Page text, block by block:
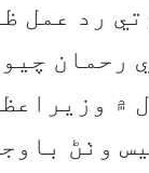
رد عمل
رحمان چيو
وٺڻ